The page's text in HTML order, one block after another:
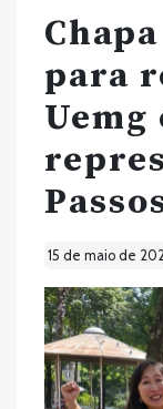
para
Uemg
15 de maio de